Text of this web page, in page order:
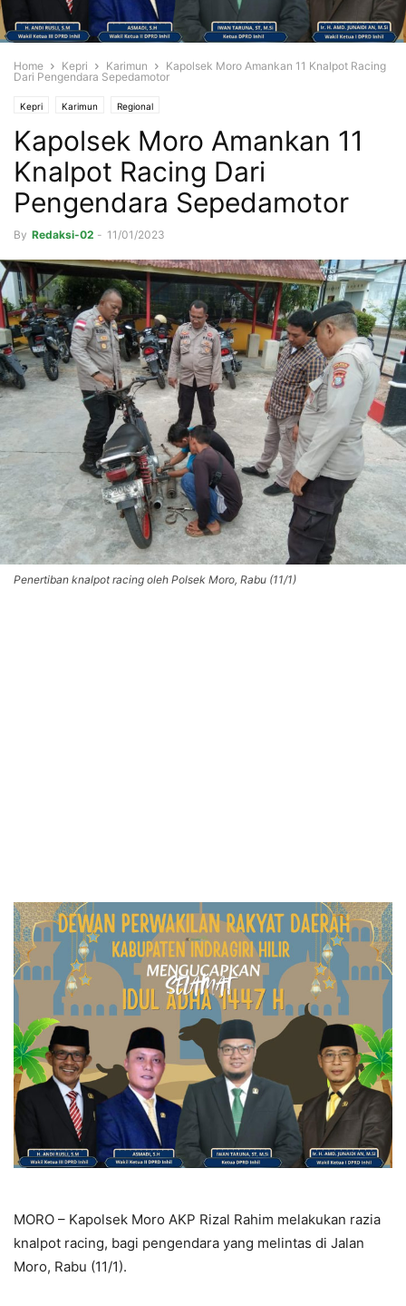
Home Kepri Karimun
Kapolsek Moro Amankan 11 Knalpot Racing
Dari Pengendara Sepedamotor
Kepri Karimun Regional
Kapolsek Moro Amankan 11
Knalpot Racing Dari
Pengendara Sepedamotor
By Redaksi-02 - 11/01/2023
Penertiban knalpot racing oleh Polsek Moro, Rabu (11/1)
MORO – Kapolsek Moro AKP Rizal Rahim melakukan razia
knalpot racing, bagi pengendara yang melintas di Jalan
Moro, Rabu (11/1).